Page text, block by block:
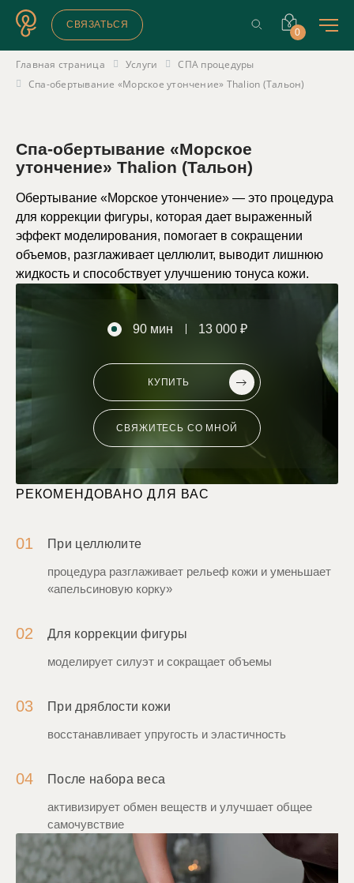
СВЯЗАТЬСЯ
0
Главная страница Услуги
СПА процедуры
Спа-обертывание «Морское утончение» Thalion (Тальон)
Спа-обертывание «Морское
утончение» Thalion (Тальон)
Обертывание «Морское утончение» — это процедура
для коррекции фигуры, которая дает выраженный
эффект моделирования, помогает в сокращении
объемов, разглаживает целлюлит, выводит лишнюю
жидкость и способствует улучшению тонуса кожи.
90 мин 13 000 ₽
КУПИТЬ
СВЯЖИТЕСЬ СО МНОЙ
РЕКОМЕНДОВАНО ДЛЯ ВАС
01 При целлюлите
процедура разглаживает рельеф кожи и уменьшает
«апельсиновую корку»
02 Для коррекции фигуры
моделирует силуэт и сокращает объемы
03 При дряблости кожи
восстанавливает упругость и эластичность
04 После набора веса
активизирует обмен веществ и улучшает общее
самочувствие